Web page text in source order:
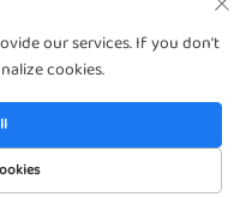
© 2024, Dongguan Hengfu
κατεχόμενα
our services. If you don't
cookies.